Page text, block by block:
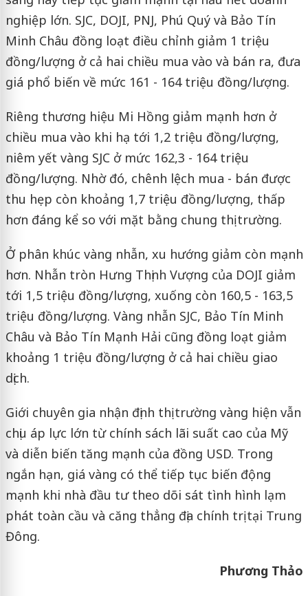
nghiệp lớn. SJC, DOJI, PNJ, Phú Quý và Bảo Tín
Minh Châu đồng loạt điều chỉnh giảm 1 triệu
đồng/lượng ở cả hai chiều mua vào và bán ra, đưa
giá phổ biến về mức 161 - 164 triệu đồng/lượng.
Riêng thương hiệu Mi Hồng giảm mạnh hơn ở
chiều mua vào khi hạ tới 1,2 triệu đồng/lượng,
niêm yết vàng SJC ở mức 162,3 - 164 triệu
đồng/lượng. Nhờ đó, chênh lệch mua - bán được
thu hẹp còn khoảng 1,7 triệu đồng/lượng, thấp
hơn đáng kể so với mặt bằng chung thị trường.
Ở phân khúc vàng nhẫn, xu hướng giảm còn mạnh
hơn. Nhẫn tròn Hưng Thịnh Vượng của DOJI giảm
tới 1,5 triệu đồng/lượng, xuống còn 160,5 - 163,5
triệu đồng/lượng. Vàng nhẫn SJC, Bảo Tín Minh
Châu và Bảo Tín Mạnh Hải cũng đồng loạt giảm
khoảng 1 triệu đồng/lượng ở cả hai chiều giao
dịch.
Giới chuyên gia nhận định thị trường vàng hiện vẫn
chịu áp lực lớn từ chính sách lãi suất cao của Mỹ
và diễn biến tăng mạnh của đồng USD. Trong
ngắn hạn, giá vàng có thể tiếp tục biến động
mạnh khi nhà đầu tư theo dõi sát tình hình lạm
phát toàn cầu và căng thẳng địa chính trị tại Trung
Đông.
Phương Thảo